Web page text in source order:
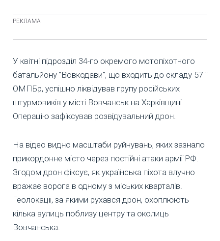
У квітні підрозділ 34-го окремого мотопіхотного
батальйону "Вовкодави", що входить до складу 57-ї
ОМПБр, успішно ліквідував групу російських
штурмовиків у місті Вовчанськ на Харківщині.
Операцію зафіксував розвідувальний дрон.
На відео видно масштаби руйнувань, яких зазнало
прикордонне місто через постійні атаки армії РФ.
Згодом дрон фіксує, як українська піхота влучно
вражає ворога в одному з міських кварталів.
Геолокації, за якими рухався дрон, охоплюють
кілька вулиць поблизу центру та околиць
Вовчанська.